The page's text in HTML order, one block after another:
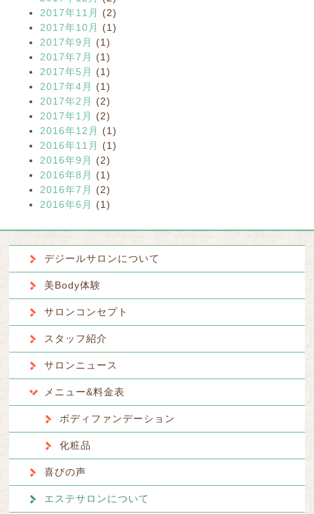
2017年11月
(2)
2017年10月
(1)
2017年9月
(1)
2017年7月
(1)
2017年5月
(1)
2017年4月
(1)
2017年2月
(2)
2017年1月
(2)
2016年12月
(1)
2016年11月
(1)
2016年9月
(2)
2016年8月
(1)
2016年7月
(2)
2016年6月
(1)
デジールサロンについて
美Body体験
サロンコンセプト
スタッフ紹介
サロンニュース
メニュー&料金表
ボディファンデーション
化粧品
喜びの声
エステサロンについて